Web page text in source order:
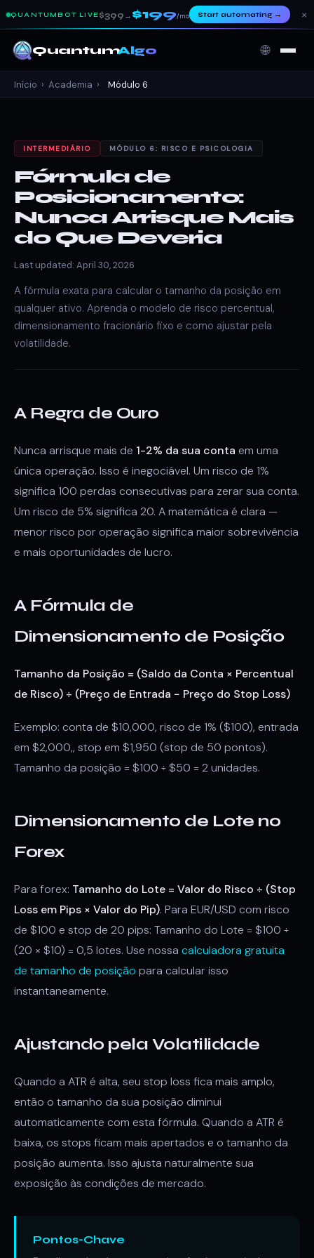
QUANTUMBOT LIVE $399 → $199/mo Start automating→ ×
QuantumAlgo 🌐
Início › Academia › Módulo 6
INTERMEDIÁRIO MÓDULO 6: RISCO E PSICOLOGIA
Fórmula de
Posicionamento:
Nunca Arrisque Mais
do Que Deveria
Last updated: April 30, 2026
A fórmula exata para calcular o tamanho da posição em
qualquer ativo. Aprenda o modelo de risco percentual,
dimensionamento fracionário fixo e como ajustar pela
volatilidade.
A Regra de Ouro
Nunca arrisque mais de 1-2% da sua conta em uma
única operação. Isso é inegociável. Um risco de 1%
significa 100 perdas consecutivas para zerar sua conta.
Um risco de 5% significa 20. A matemática é clara —
menor risco por operação significa maior sobrevivência
e mais oportunidades de lucro.
A Fórmula de
Dimensionamento de Posição
Tamanho da Posição = (Saldo da Conta × Percentual
de Risco) ÷ (Preço de Entrada − Preço do Stop Loss)
Exemplo: conta de $10,000, risco de 1% ($100), entrada
em $2,000,, stop em $1,950 (stop de 50 pontos).
Tamanho da posição = $100 ÷ $50 = 2 unidades.
Dimensionamento de Lote no
Forex
Para forex: Tamanho do Lote = Valor do Risco ÷ (Stop
Loss em Pips × Valor do Pip). Para EUR/USD com risco
de $100 e stop de 20 pips: Tamanho do Lote = $100 ÷
(20 × $10) = 0,5 lotes. Use nossa calculadora gratuita
de tamanho de posição para calcular isso
instantaneamente.
Ajustando pela Volatilidade
Quando a ATR é alta, seu stop loss fica mais amplo,
então o tamanho da sua posição diminui
automaticamente com esta fórmula. Quando a ATR é
baixa, os stops ficam mais apertados e o tamanho da
posição aumenta. Isso ajusta naturalmente sua
exposição às condições de mercado.
Pontos-Chave